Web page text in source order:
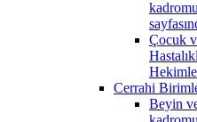
Çocuk
Cerrahi
Beyin